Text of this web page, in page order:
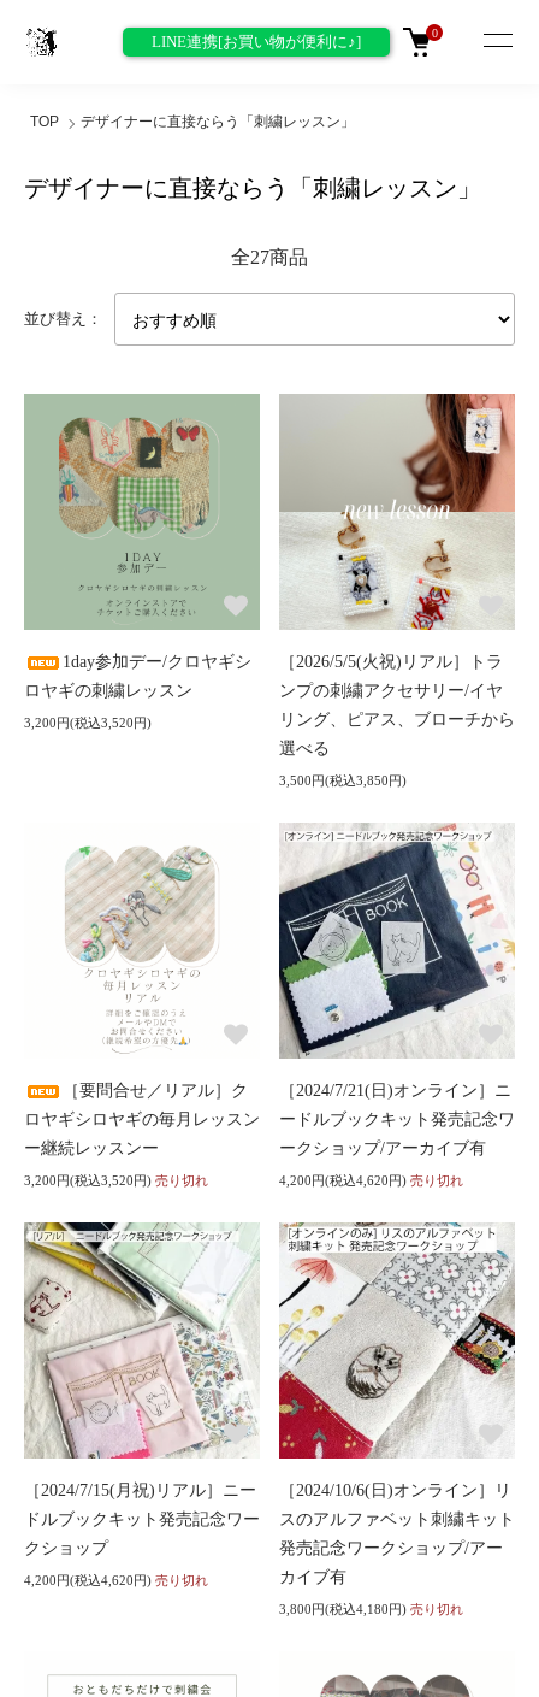
LINE連携[お買い物が便利に♪] 0
TOP デザイナーに直接ならう「刺繍レッスン」
デザイナーに直接ならう「刺繍レッスン」
全27商品
並び替え：
1day参加デー/クロヤギシ
ロヤギの刺繍レッスン
3,200円(税込3,520円)
［2026/5/5(火祝)リアル］トラ
ンプの刺繍アクセサリー/イヤ
リング、ピアス、ブローチから
選べる
3,500円(税込3,850円)
［要問合せ／リアル］ク
ロヤギシロヤギの毎月レッスン
ー継続レッスンー
3,200円(税込3,520円) 売り切れ
［2024/7/21(日)オンライン］ニ
ードルブックキット発売記念ワ
ークショップ/アーカイブ有
4,200円(税込4,620円) 売り切れ
［2024/7/15(月祝)リアル］ニー
ドルブックキット発売記念ワー
クショップ
4,200円(税込4,620円) 売り切れ
［2024/10/6(日)オンライン］リ
スのアルファベット刺繍キット
発売記念ワークショップ/アー
カイブ有
3,800円(税込4,180円) 売り切れ